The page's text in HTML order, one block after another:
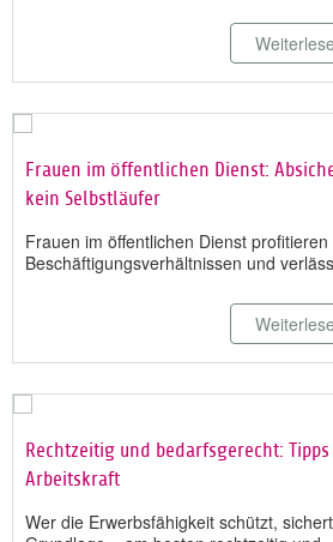
Frauen im öffentlichen Dienst:
kein Selbstläufer
Frauen im öffentlichen Dienst
Beschäftigungsverhältnissen und
Rechtzeitig und bedarfsgerecht:
Arbeitskraft
Wer die Erwerbsfähigkeit schützt,